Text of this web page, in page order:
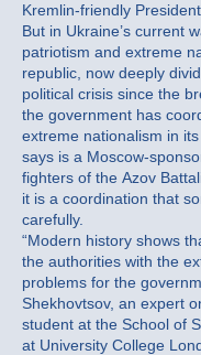
Kremlin-friendly
But in Ukraine’s current
patriotism and extreme
republic, now deeply
political crisis since the
the government has
extreme nationalism in
says is a Moscow-
fighters of the Azov
it is a coordination that
carefully.
“Modern history shows
the authorities with the
problems for the
Shekhovtsov, an expert
student at the School of
at University College